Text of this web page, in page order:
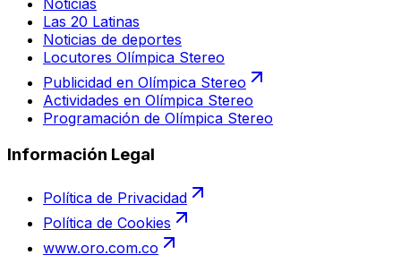
Noticias
Las 20 Latinas
Noticias de deportes
Locutores Olímpica Stereo
Publicidad en Olímpica Stereo
Actividades en Olímpica Stereo
Programación de Olímpica Stereo
Información Legal
Política de Privacidad
Política de Cookies
www.oro.com.co